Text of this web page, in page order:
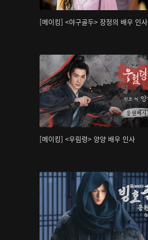
[메이킹] <야구골두> 장정의 배우 인사
[메이킹] <우림령> 양양 배우 인사